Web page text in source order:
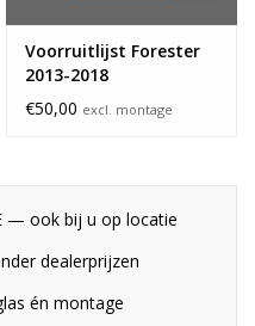
Voorruitlijst Forester
2013-2018
€50,00 excl. montage
— ook bij u op locatie
dealerprijzen
én montage